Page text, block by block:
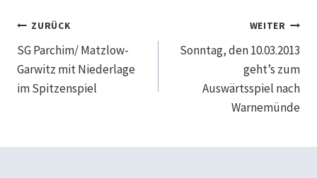
Beitragsnavigation
ZURÜCK
SG Parchim/ Matzlow-
Garwitz mit Niederlage
im Spitzenspiel
WEITER
Sonntag, den 10.03.2013
geht’s zum
Auswärtsspiel nach
Warnemünde